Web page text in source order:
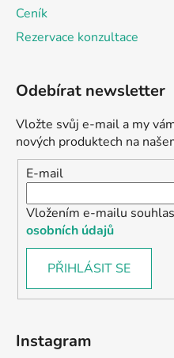
Ceník
Rezervace konzultace
Odebírat newsletter
Vložte svůj e-mail a my
nových produktech na
E-mail
Vložením e-mailu
osobních údajů
PŘIHLÁSIT SE
Instagram